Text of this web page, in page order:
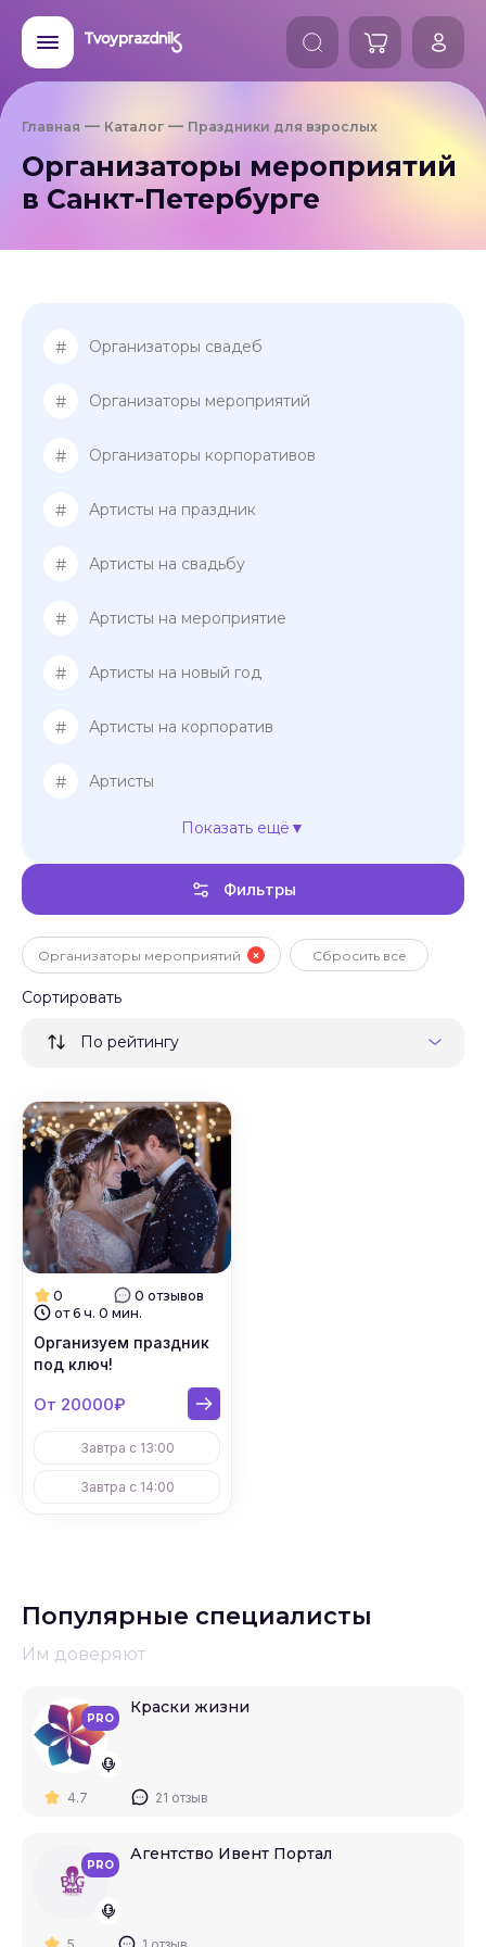
Главная Каталог Праздники для взрослых
Организаторы мероприятий
в Санкт-Петербурге
# Организаторы свадеб
# Организаторы мероприятий
# Организаторы корпоративов
# Артисты на праздник
# Артисты на свадьбу
# Артисты на мероприятие
# Артисты на новый год
# Артисты на корпоратив
# Артисты
Ведущие на свадьбу
Ведущие женщины
# Ведущие мужчины
# Ведущие на новый год
# Ведущие на корпоратив
# Ведущие на выпускной
# Ведущие на праздник
# Ведущие корпоративных игр
# Тамада
# Ведущие на банкет
#
Показать ещё
Фильтры
Организаторы мероприятий Сбросить все
Сортировать
По рейтингу
0
0 отзывов
от 6 ч. 0 мин.
Организуем праздник
под ключ!
От 20000₽
Завтра с 13:00
Завтра с 14:00
Популярные специалисты
Им доверяют
PRO
Краски жизни
4.7 21 отзыв
PRO
Агентство Ивент Портал
5 1 отзыв